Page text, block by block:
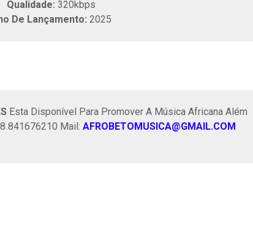
Qualidade: 320kbps
De Lançamento: 2025
Esta Disponível Para Promover A Música Africana Além
841676210 Mail: AFROBETOMUSICA@GMAIL.COM